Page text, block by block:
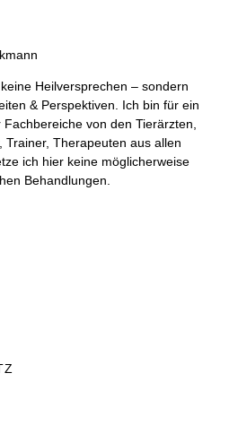
Heilversprechen – sondern
& Perspektiven. Ich bin für ein
von den Tierärzten,
Trainer, Therapeuten aus allen
ich hier keine möglicherweise
Behandlungen.